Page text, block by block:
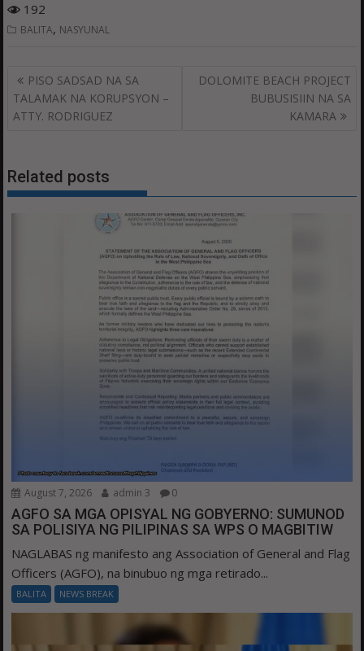
192
BALITA, NASYUNAL
Post
navigation
PISO SADSAD NA SA
TALAMAK NA KORUPSYON –
ATTY. RODRIGUEZ
DOLOMITE BEACH PROJECT
BUBUSISIIN NA SA
KAMARA
Related posts
August 7, 2026 admin 3 0
AGFO SA MGA OPISYAL NG GOBYERNO: SUMUNOD
SA POLISIYA NG PILIPINAS SA WPS O MAGBITIW
NAGLABAS ng manifesto ang Association of General and Flag
Officers (AGFO), na binubuo ng mga retirado...
BALITA NEWS BREAK